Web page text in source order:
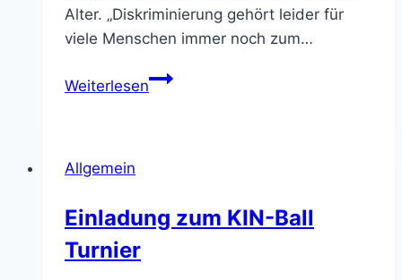
Alter. „Diskriminierung gehört leider für
viele Menschen immer noch zum…
WeiterlesenEin
Zugehörigkeit
Allgemein
Einladung zum KIN-Ball
Turnier